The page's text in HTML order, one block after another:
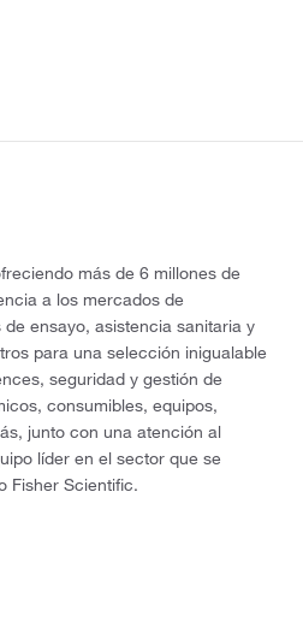
más de 6 millones de
a los mercados de
ensayo, asistencia sanitaria y
para una selección inigualable
seguridad y gestión de
consumibles, equipos,
junto con una atención al
líder en el sector que se
Fisher Scientific.